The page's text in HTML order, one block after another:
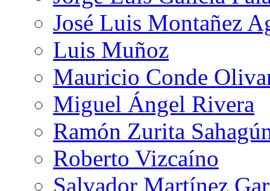
José Luis Montañez
Luis Muñoz
Mauricio Conde
Miguel Ángel Rivera
Ramón Zurita
Roberto Vizcaíno
Salvador Martínez